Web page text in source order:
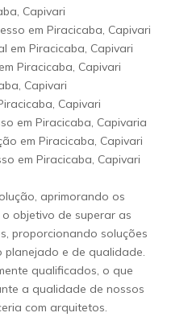
Capivari
em Piracicaba, Capivari
em Piracicaba, Capivari
Piracicaba, Capivari
Capivari
Capivari
em Piracicaba, Capivaria
em Piracicaba, Capivari
em Piracicaba, Capivari
aprimorando os
objetivo de superar as
proporcionando soluções
planejado e de qualidade.
qualificados, o que
a qualidade de nossos
com arquitetos.